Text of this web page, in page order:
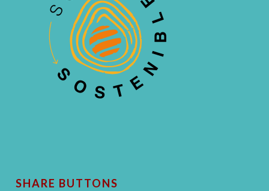
SHARE BUTTONS